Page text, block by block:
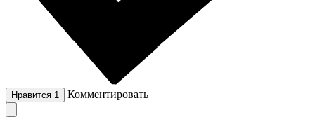
Нравится 1 Комментировать